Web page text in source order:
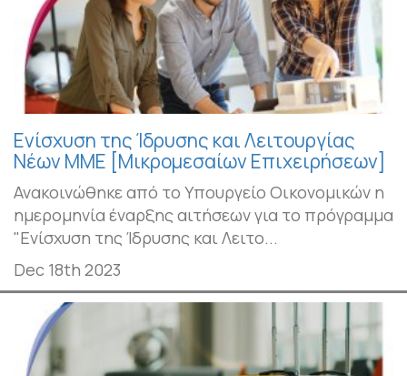
Ενίσχυση της Ίδρυσης και Λειτουργίας
Νέων ΜΜΕ [Μικρομεσαίων Επιχειρήσεων]
Ανακοινώθηκε από το Υπουργείο Οικονομικών η
ημερομηνία έναρξης αιτήσεων για το πρόγραμμα
"Ενίσχυση της Ίδρυσης και Λειτο...
Dec 18th 2023